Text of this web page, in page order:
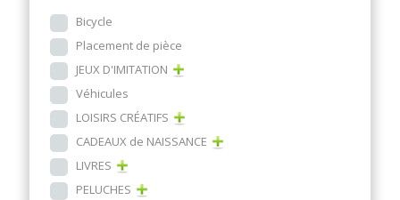
Bicycle
Placement de pièce
JEUX D'IMITATION
Véhicules
LOISIRS CRÉATIFS
CADEAUX de NAISSANCE
LIVRES
PELUCHES